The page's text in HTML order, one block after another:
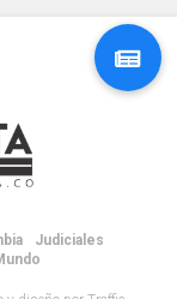
Judiciales